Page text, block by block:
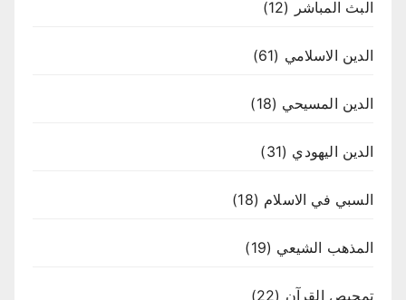
البث المباشر (12)
الدين الاسلامي (61)
الدين المسيحي (18)
الدين اليهودي (31)
السبي في الاسلام (18)
المذهب الشيعي (19)
تمحيص القرآن (22)